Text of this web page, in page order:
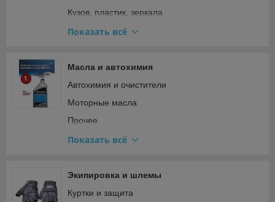
Тормозная система
Трансмиссия (сцепление, вариатор, цепи)
Кузов, пластик, зеркала
Освещение и поворотники Минск (реле
спидометр)
Показать всё
Масла и автохимия
Автохимия и очистители
Моторные масла
Прочее
Смазки
Показать всё
Экипировка и шлемы
Куртки и защита